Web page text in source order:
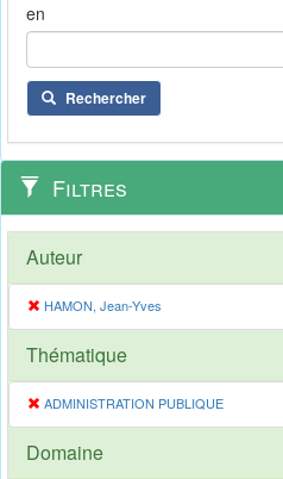
en
Rechercher
Filtres
Auteur
HAMON, Jean-Yves
Thématique
ADMINISTRATION PUBLIQUE
Domaine